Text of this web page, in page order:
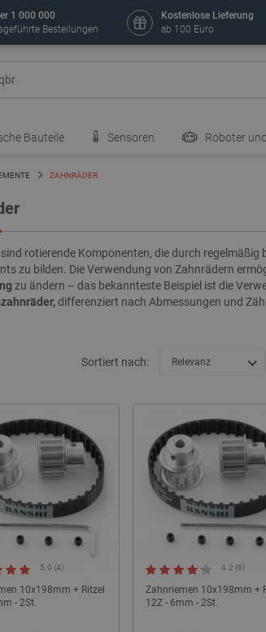
1 000 000
Bestellungen
Kostenlose Lieferung
ab 100 Euro
Bauteile Sensoren Roboter
ZAHNRÄDER
rotierende Komponenten, die durch regelmäßig
zu bilden. Die Verwendung von Zahnrädern
zu ändern – das bekannteste Beispiel ist die
differenziert nach Abmessungen und
Sortiert nach: Relevanz
10x198mm + Ritzel
- 2St.
5.0 (4)
Zahnriemen 10x198mm +
12Z - 6mm - 2St.
4.2 (6)